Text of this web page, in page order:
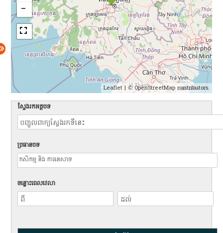
Leaflet| © OpenStreetMapcontributors.
ស្វែងរកអត្ថបទ
ប្រធានបទ
ចន្លោះពេលវេលា